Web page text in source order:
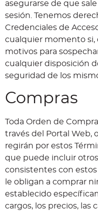
asegurarse de que
sesión. Tenemos
Credenciales de
cualquier momento
motivos para
cualquier disposición
seguridad de los
Compras
Toda Orden de
través del Portal Web,
regirán por estos
que puede incluir
consistentes con
le obligan a comprar
establecido
cargos, los precios, las